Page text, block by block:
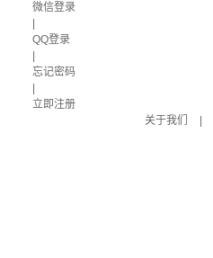
微信登录
QQ登录
忘记密码
立即注册
关于我们